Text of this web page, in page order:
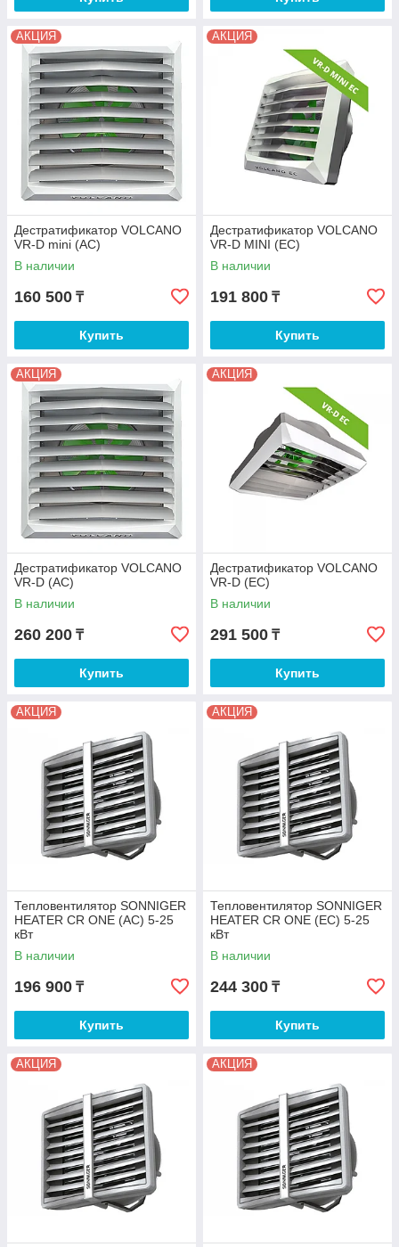
АКЦИЯ
Дестратификатор VOLCANO
VR-D mini (AC)
В наличии
160 500 ₸
Купить
АКЦИЯ
Дестратификатор VOLCANO
VR-D MINI (EC)
В наличии
191 800 ₸
Купить
АКЦИЯ
Дестратификатор VOLCANO
VR-D (AC)
В наличии
260 200 ₸
Купить
АКЦИЯ
Дестратификатор VOLCANO
VR-D (EC)
В наличии
291 500 ₸
Купить
АКЦИЯ
Тепловентилятор SONNIGER
HEATER CR ONE (AC) 5-25
кВт
В наличии
196 900 ₸
Купить
АКЦИЯ
Тепловентилятор SONNIGER
HEATER CR ONE (EC) 5-25
кВт
В наличии
244 300 ₸
Купить
АКЦИЯ АКЦИЯ